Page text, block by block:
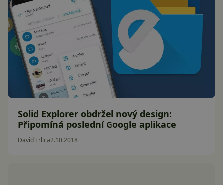
Solid Explorer obdržel nový design:
Připomíná poslední Google aplikace
David Trlica2.10.2018